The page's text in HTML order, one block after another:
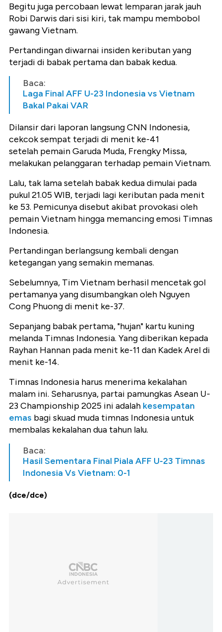
Begitu juga percobaan lewat lemparan jarak jauh
Robi Darwis dari sisi kiri, tak mampu membobol
gawang Vietnam.
Pertandingan diwarnai insiden keributan yang
terjadi di babak pertama dan babak kedua.
Baca:
Laga Final AFF U-23 Indonesia vs Vietnam
Bakal Pakai VAR
Dilansir dari laporan langsung CNN Indonesia,
cekcok sempat terjadi di menit ke-41
setelah pemain Garuda Muda, Frengky Missa,
melakukan pelanggaran terhadap pemain Vietnam.
Lalu, tak lama setelah babak kedua dimulai pada
pukul 21.05 WIB, terjadi lagi keributan pada menit
ke 53. Pemicunya disebut akibat provokasi oleh
pemain Vietnam hingga memancing emosi Timnas
Indonesia.
Pertandingan berlangsung kembali dengan
ketegangan yang semakin memanas.
Sebelumnya, Tim Vietnam berhasil mencetak gol
pertamanya yang disumbangkan oleh Nguyen
Cong Phuong di menit ke-37.
Sepanjang babak pertama, "hujan" kartu kuning
melanda Timnas Indonesia. Yang diberikan kepada
Rayhan Hannan pada menit ke-11 dan Kadek Arel di
menit ke-14.
Timnas Indonesia harus menerima kekalahan
malam ini. Seharusnya, partai pamungkas Asean U-
23 Championship 2025 ini adalah kesempatan
emas bagi skuad muda timnas Indonesia untuk
membalas kekalahan dua tahun lalu.
Baca:
Hasil Sementara Final Piala AFF U-23 Timnas
Indonesia Vs Vietnam: 0-1
(dce/dce)